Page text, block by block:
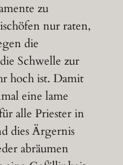
zu
nur raten,
die
Schwelle zur
hoch ist. Damit
eine lame
alle Priester in
dies Ärgernis
abräumen